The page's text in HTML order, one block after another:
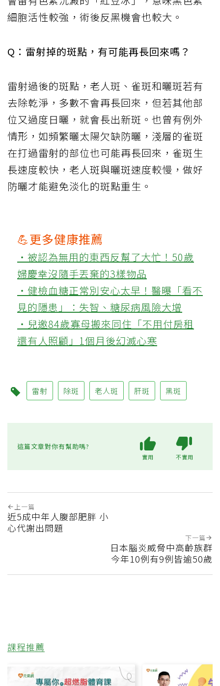
細胞活性較強，術後反黑機會也較大。
Q：雷射掉的斑點，有可能再長回來嗎？
雷射過後的斑點，老人斑、雀斑和曬斑若有
去除乾淨，多數不會再長回來，但若其他部
位又過度日曬，就會長出新斑。也曾有例外
情形，如頻繁曬太陽欠缺防曬，淺層的雀斑
在打過雷射的部位也可能再長回來，雀斑生
長速度較快，老人斑與曬斑速度較慢，做好
防曬才能避免淡化的斑點重生。
💪更多健康推薦
‧被認為無用的東西反幫了大忙！50歲
婦慶幸沒隨手丟棄的3樣物品
‧健檢血糖正常別安心太早！醫曝「看不
見的隱患」：失智、糖尿病風險大增
‧兒邀84歲寡母搬來同住「不用付房租
還有人照顧」1個月後幻滅心寒
雷射 除斑 老人斑 肝斑 黑斑
這篇文章對你有幫助嗎?
實用 不實用
上一篇
近5成中年人腹部肥胖 小
心代謝出問題
下一篇
日本腦炎威脅中高齡族群
今年10例有9例皆逾50歲
課程推薦